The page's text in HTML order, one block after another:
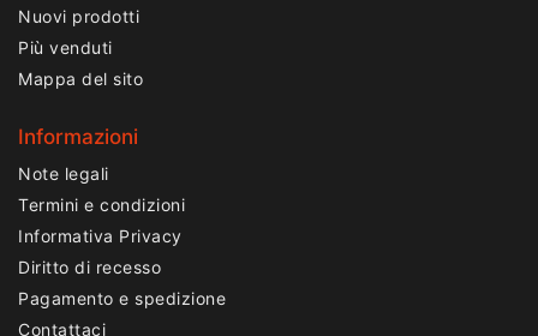
Nuovi prodotti
Più venduti
Mappa del sito
Informazioni
Note legali
Termini e condizioni
Informativa Privacy
Diritto di recesso
Pagamento e spedizione
Contattaci